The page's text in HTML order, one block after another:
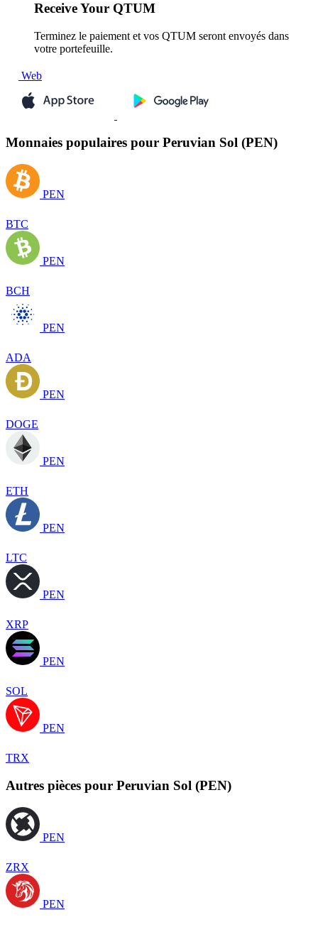
ReceiveYour QTUM
Terminez le paiement et vos QTUM seront envoyés dans
votre portefeuille.
Web
Monnaies populaires pour Peruvian Sol (PEN)
PEN
BTC
PEN
BCH
PEN
ADA
PEN
DOGE
PEN
ETH
PEN
LTC
PEN
XRP
PEN
SOL
PEN
TRX
Autres pièces pour Peruvian Sol (PEN)
PEN
ZRX
PEN